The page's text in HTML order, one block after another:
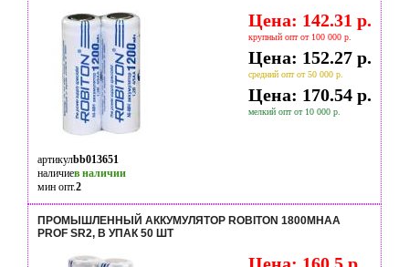
Цена: 142.31 р.
крупный опт от 100 000 р.
Цена: 152.27 р.
средний опт от 50 000 р.
Цена: 170.54 р.
мелкий опт от 10 000 р.
артикулbb013651
наличиев наличии
мин опт.2
ПРОМЫШЛЕННЫЙ АККУМУЛЯТОР ROBITON 1800MHAA
PROF SR2, В УПАК 50 ШТ